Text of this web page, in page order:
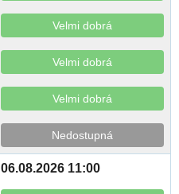
Velmi dobrá
Velmi dobrá
Velmi dobrá
Nedostupná
06.08.2026 11:00